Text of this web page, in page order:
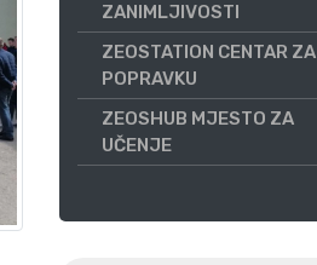
ZANIMLJIVOSTI
ZEOSTATION CENTAR ZA
POPRAVKU
ZEOSHUB MJESTO ZA
UČENJE